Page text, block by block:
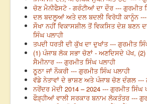
ਚੋਣ ਮੈਨੀਫੈਸਟੋ - ਗਰੰਟੀਆਂ ਦਾ ਦੌਰ --- ਗੁਰਮੀਤ
ਦਲ ਬਦਲੂਆਂ ਅਤੇ ਦਲ ਬਦਲੀ ਵਿਰੋਧੀ ਕਾਨੂੰਨ ---
ਸੌਖਾ ਨਹੀਂ ਵਿਕਾਸਸ਼ੀਲ ਤੋਂ ਵਿਕਸਿਤ ਦੇਸ਼ ਬਣਨ
ਸਿੰਘ ਪਲਾਹੀ
ਤਪਦੀ ਧਰਤੀ ਦੀ ਕੁੱਖ ਦਾ ਦੁਖਾਂਤ --- ਗੁਰਮੀਤ
(1) ਪੰਜਾਬ ਲੋਕ ਸਭਾ ਚੋਣਾਂ - ਅਣਦਿਸਦੇ ਪੱਖ, (2)
ਸੈਮੀਨਾਰ --- ਗੁਰਮੀਤ ਸਿੰਘ ਪਲਾਹੀ
ਠੂਠਾ ਜਾਂ ਨੌਕਰੀ --- ਗੁਰਮੀਤ ਸਿੰਘ ਪਲਾਹੀ
ਵੱਡੇ ਨੇਤਾਵਾਂ ਦੇ ਭਾਸ਼ਣ ਅਤੇ ਪੰਜਾਬ ਚੋਣ ਦੰਗਲ ---
ਨਰੇਂਦਰ ਮੋਦੀ 2014 – 2024 --- ਗੁਰਮੀਤ ਸਿੰਘ
ਫੌੜ੍ਹੀਆਂ ਵਾਲੀ ਸਰਕਾਰ ਬਨਾਮ ਲੋਕਤੰਤਰ ---